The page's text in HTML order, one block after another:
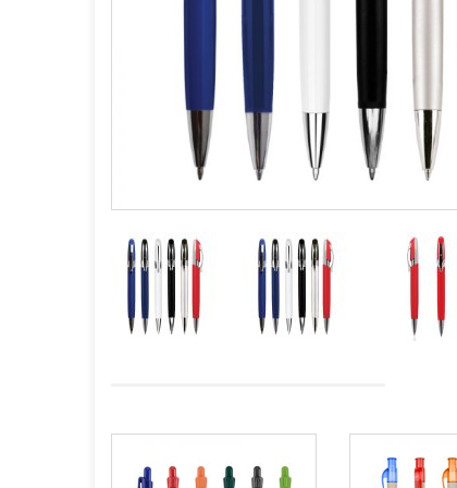
GOURMET Y BBQ
TIEMPO LIBRE Y VIAJE
ACCESORIOS AUTO
GALVANOS Y MEDALLAS